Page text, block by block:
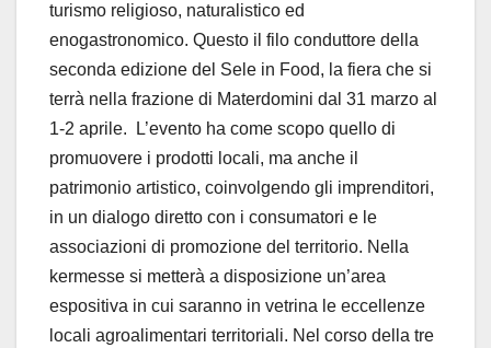
turismo religioso, naturalistico ed
enogastronomico. Questo il filo conduttore della
seconda edizione del Sele in Food, la fiera che si
terrà nella frazione di Materdomini dal 31 marzo al
1-2 aprile. L’evento ha come scopo quello di
promuovere i prodotti locali, ma anche il
patrimonio artistico, coinvolgendo gli imprenditori,
in un dialogo diretto con i consumatori e le
associazioni di promozione del territorio. Nella
kermesse si metterà a disposizione un’area
espositiva in cui saranno in vetrina le eccellenze
locali agroalimentari territoriali. Nel corso della tre